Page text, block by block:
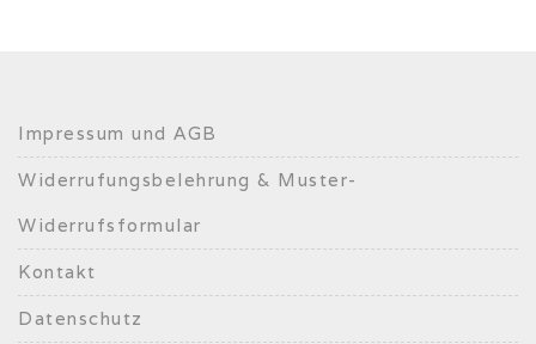
Impressum und AGB
Widerrufungsbelehrung & Muster-
Widerrufsformular
Kontakt
Datenschutz